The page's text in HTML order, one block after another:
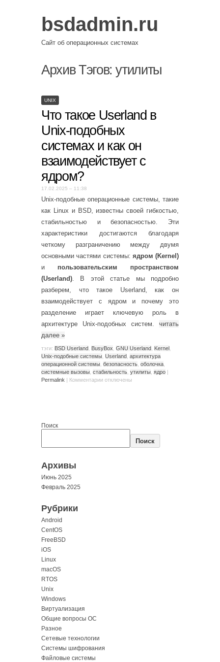
bsdadmin.ru
Сайт об операционных системах
Архив Тэгов:утилиты
UNIX
Что такое Userland в
Unix-подобных
системах и как он
взаимодействует с
ядром?
17.02.2025 – 11:38
Unix-подобные операционные системы, такие
как Linux и BSD, известны своей гибкостью,
стабильностью и безопасностью. Эти
характеристики достигаются благодаря
четкому разграничению между двумя
основными частями системы: ядром (Kernel)
и пользовательским пространством
(Userland). В этой статье мы подробно
разберем, что такое Userland, как он
взаимодействует с ядром и почему это
разделение играет ключевую роль в
архитектуре Unix-подобных систем. читать
далее »
тэги: BSD Userland BusyBox GNU Userland Kernel
Unix-подобные системы Userland архитектура
операционной системы безопасность оболочка
системные вызовы стабильность утилиты ядро |
Permalink | Комментарии отключены
Поиск
Поиск
Архивы
Июнь 2025
Февраль 2025
Рубрики
Android
CentOS
FreeBSD
iOS
Linux
macOS
RTOS
Unix
Windows
Виртуализация
Общие вопросы ОС
Разное
Сетевые технологии
Системы шифрования
Файловые системы